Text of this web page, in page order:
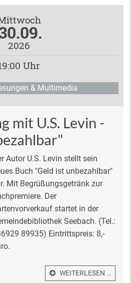
2026
Uhr
& Multimedia
mit U.S. Levin -
Autor U.S. Levin stellt sein
Buch "Geld ist unbezahlbar"
Mit Begrüßungsgetränk zur
Der
startet in der
Seebach. (Tel.:
89935) Eintrittspreis: 8,-
WEITERLESEN …